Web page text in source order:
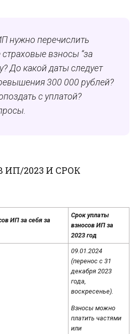
нужно перечислить
взносы “за
До какой даты следует
300 000 рублей?
с уплатой?
2023 И СРОК
ИП за себя за
Срок уплаты
взносов ИП за
2023 год
09.01.2024
(перенос с 31
декабря 2023
года,
воскресенье).
Взносы можно
платить частями
или